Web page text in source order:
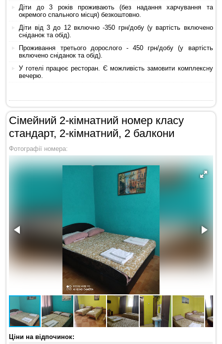
Діти до 3 років проживають (без надання харчування та
окремого спального місця) безкоштовно.
Діти від 3 до 12 включно -350 грн/добу (у вартість включено
сніданок та обід).
Проживання третього дорослого - 450 грн/добу (у вартість
включено сніданок та обід).
У готелі працює ресторан. Є можливість замовити комплексну
вечерю.
Сімейний 2-кімнатний номер класу
стандарт, 2-кімнатний, 2 балкони
Фотографії номера:
Ціни на відпочинок: